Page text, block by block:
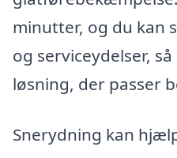
minutter, og du kan
og serviceydelser,
løsning, der passer
Snerydning kan